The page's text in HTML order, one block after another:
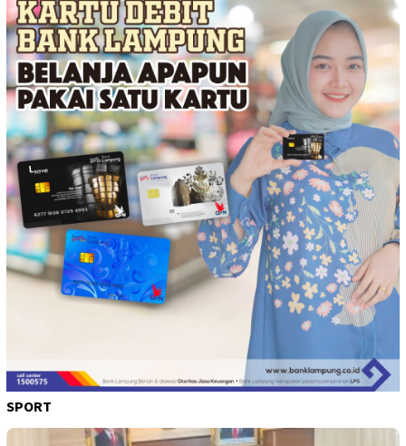
SPORT